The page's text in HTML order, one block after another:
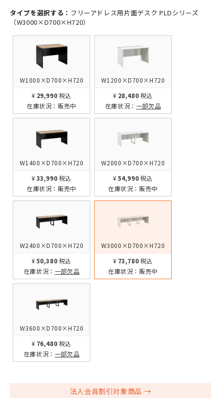
タイプを選択する： フリーアドレス用片面デスク PLDシリーズ
（W3000×D700×H720）
W1000×D700×H720
¥29,990 税込
在庫状況： 販売中
W1200×D700×H720
¥28,480 税込
在庫状況： 一部欠品
W1400×D700×H720
¥33,990 税込
在庫状況： 販売中
W2000×D700×H720
¥54,990 税込
在庫状況： 販売中
W2400×D700×H720
¥50,380 税込
在庫状況： 一部欠品
W3000×D700×H720
¥73,780 税込
在庫状況： 販売中
W3600×D700×H720
¥76,480 税込
在庫状況： 一部欠品
法人会員割引対象商品